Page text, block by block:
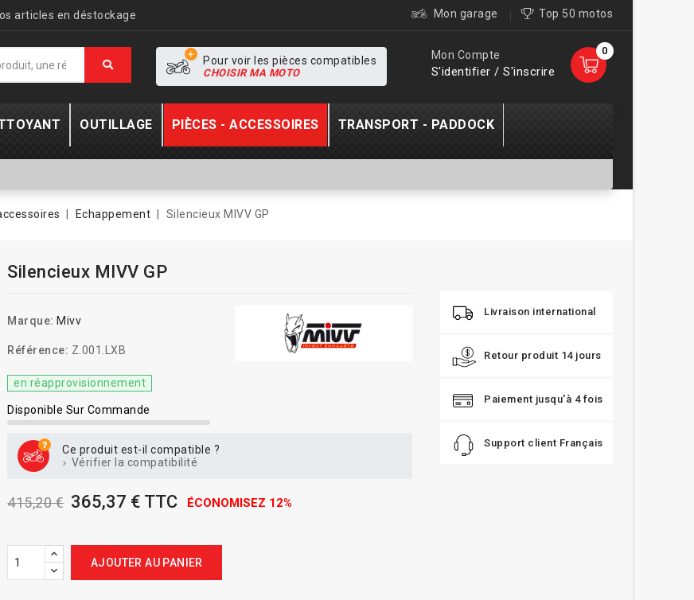
articles en déstockage Mon garage Top 50 motos
0
Mon Compte
S'identifier / S'inscrire
Pour voir les pièces compatibles
CHOISIR MA MOTO
OUTILLAGE PIÈCES - ACCESSOIRES TRANSPORT - PADDOCK
Echappement Silencieux MIVV GP
Silencieux MIVV GP
Marque: Mivv
Référence: Z.001.LXB
en réapprovisionnement
Disponible Sur Commande
Ce produit est-il compatible ?
Vérifier la compatibilité
415,20 € 365,37 € TTC ÉCONOMISEZ 12%
AJOUTER AU PANIER
Livraison international
Retour produit 14 jours
Paiement jusqu'à 4 fois
Support client Français